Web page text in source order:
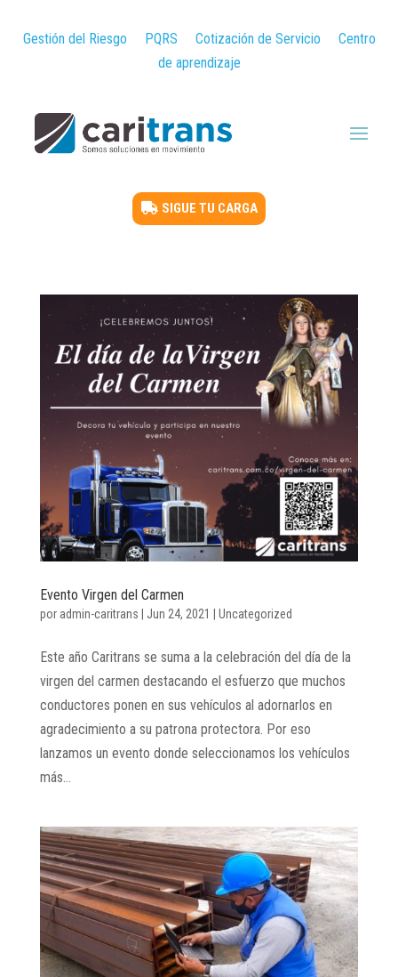
Gestión del Riesgo PQRS Cotización de Servicio
Centro
de aprendizaje
SIGUE TU CARGA
Evento Virgen del Carmen
por admin-caritrans Jun 24, 2021 Uncategorized
Este año Caritrans se suma a la celebración del día de la
virgen del carmen destacando el esfuerzo que muchos
conductores ponen en sus vehículos al adornarlos en
agradecimiento a su patrona protectora. Por eso
lanzamos un evento donde seleccionamos los vehículos
más...